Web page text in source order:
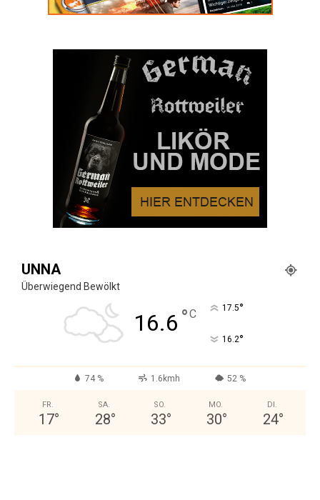
UNNA
Überwiegend Bewölkt
16.6 °C 17.5°
16.2°
74 % 1.6kmh 52 %
FR.
17°
SA.
28°
SO.
33°
MO.
30°
DI.
24°